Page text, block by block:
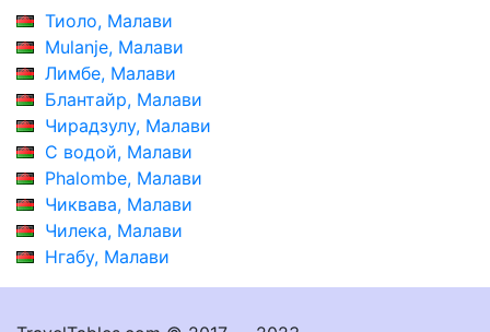
Тиоло, Малави
Mulanje, Малави
Лимбе, Малави
Блантайр, Малави
Чирадзулу, Малави
С водой, Малави
Phalombe, Малави
Чиквава, Малави
Чилека, Малави
Нгабу, Малави